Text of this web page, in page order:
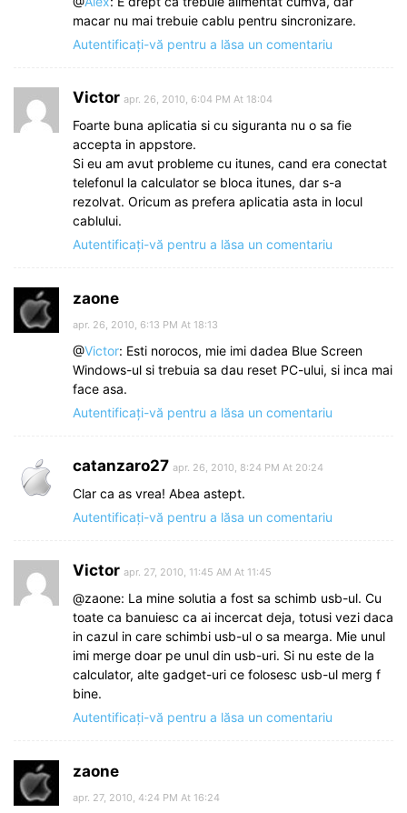
macar nu mai trebuie cablu pentru sincronizare.
Autentificați-vă pentru a lăsa un comentariu
Victor apr. 26, 2010, 6:04 PM At 18:04
Foarte buna aplicatia si cu siguranta nu o sa fie
accepta in appstore.
Si eu am avut probleme cu itunes, cand era conectat
telefonul la calculator se bloca itunes, dar s-a
rezolvat. Oricum as prefera aplicatia asta in locul
cablului.
Autentificați-vă pentru a lăsa un comentariu
zaone
apr. 26, 2010, 6:13 PM At 18:13
@Victor: Esti norocos, mie imi dadea Blue Screen
Windows-ul si trebuia sa dau reset PC-ului, si inca mai
face asa.
Autentificați-vă pentru a lăsa un comentariu
catanzaro27 apr. 26, 2010, 8:24 PM At 20:24
Clar ca as vrea! Abea astept.
Autentificați-vă pentru a lăsa un comentariu
Victor apr. 27, 2010, 11:45 AM At 11:45
@zaone: La mine solutia a fost sa schimb usb-ul. Cu
toate ca banuiesc ca ai incercat deja, totusi vezi daca
in cazul in care schimbi usb-ul o sa mearga. Mie unul
imi merge doar pe unul din usb-uri. Si nu este de la
calculator, alte gadget-uri ce folosesc usb-ul merg f
bine.
Autentificați-vă pentru a lăsa un comentariu
zaone
apr. 27, 2010, 4:24 PM At 16:24